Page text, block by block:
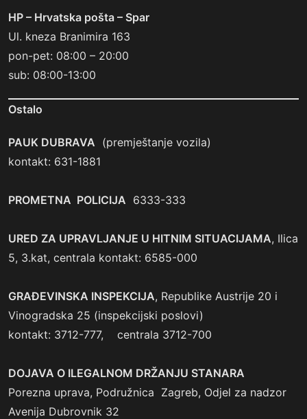
HP – Hrvatska pošta – Spar
Ul. kneza Branimira 163
pon-pet: 08:00 – 20:00
sub: 08:00-13:00
Ostalo
PAUK DUBRAVA (premještanje vozila)
kontakt: 631-1881
PROMETNA POLICIJA 6333-333
URED ZA UPRAVLJANJE U HITNIM SITUACIJAMA, Ilica
5, 3.kat, centrala kontakt: 6585-000
GRAĐEVINSKA INSPEKCIJA, Republike Austrije 20 i
Vinogradska 25 (inspekcijski poslovi)
kontakt: 3712-777, centrala 3712-700
DOJAVA O ILEGALNOM DRŽANJU STANARA
Porezna uprava, Podružnica Zagreb, Odjel za nadzor
Avenija Dubrovnik 32